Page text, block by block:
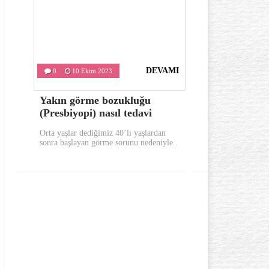
DEVAMI
0 10 Ekim 2023
Yakın görme bozukluğu
(Presbiyopi) nasıl tedavi
Orta yaşlar dediğimiz 40’lı yaşlardan
sonra başlayan görme sorunu nedeniyle..
0
bunları
Sabahları
yerinde